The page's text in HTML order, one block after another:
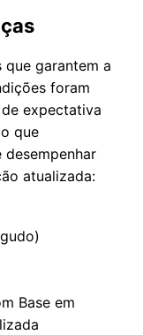
que garantem a
foram
expectativa
que
atualizada:
Base em